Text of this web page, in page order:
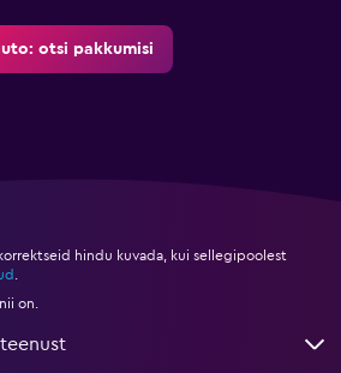
otsi pakkumisi
hindu kuvada, kui sellegipoolest
.
on.